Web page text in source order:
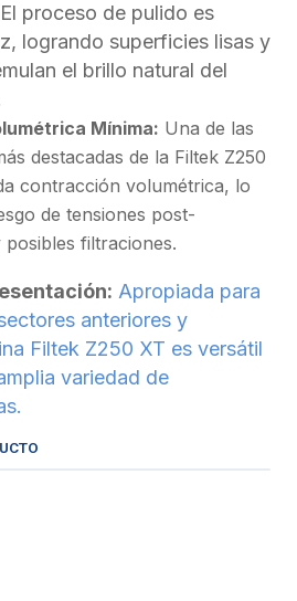
El proceso de pulido es
logrando superficies lisas y
el brillo natural del
Mínima: Una de las
destacadas de la Filtek Z250
contracción volumétrica, lo
de tensiones post-
filtraciones.
Apropiada para
anteriores y
Filtek Z250 XT es versátil
variedad de